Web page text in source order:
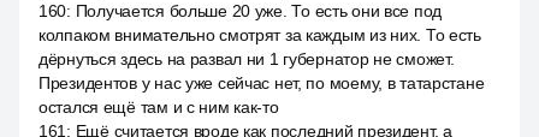
160: Получается больше 20 уже. То есть они все под
колпаком внимательно смотрят за каждым из них. То есть
дёрнуться здесь на развал ни 1 губернатор не сможет.
Президентов у нас уже сейчас нет, по моему, в татарстане
остался ещё там и с ним как-то
161 : Ещё считается вроде как последний президент, а